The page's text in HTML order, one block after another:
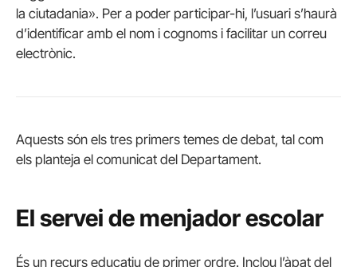
la ciutadania». Per a poder participar-hi, l’usuari s’haurà
d’identificar amb el nom i cognoms i facilitar un correu
electrònic.
Aquests són els tres primers temes de debat, tal com
els planteja el comunicat del Departament.
El servei de menjador escolar
És un recurs educatiu de primer ordre. Inclou l’àpat del